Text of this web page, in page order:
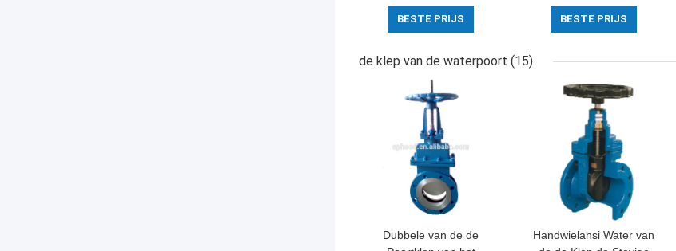
1000 psi met
Draadverbinding
BESTE PRIJS
Datatransportbesturing
van het Verbindings
BESTE PRIJS
de klep van de waterpoort (15)
Dubbele van de de
Handwielansi Water van